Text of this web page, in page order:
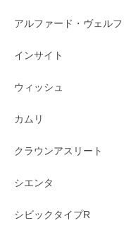
アルファード・ヴェル
インサイト
ウィッシュ
カムリ
クラウンアスリート
シエンタ
シビックタイプR